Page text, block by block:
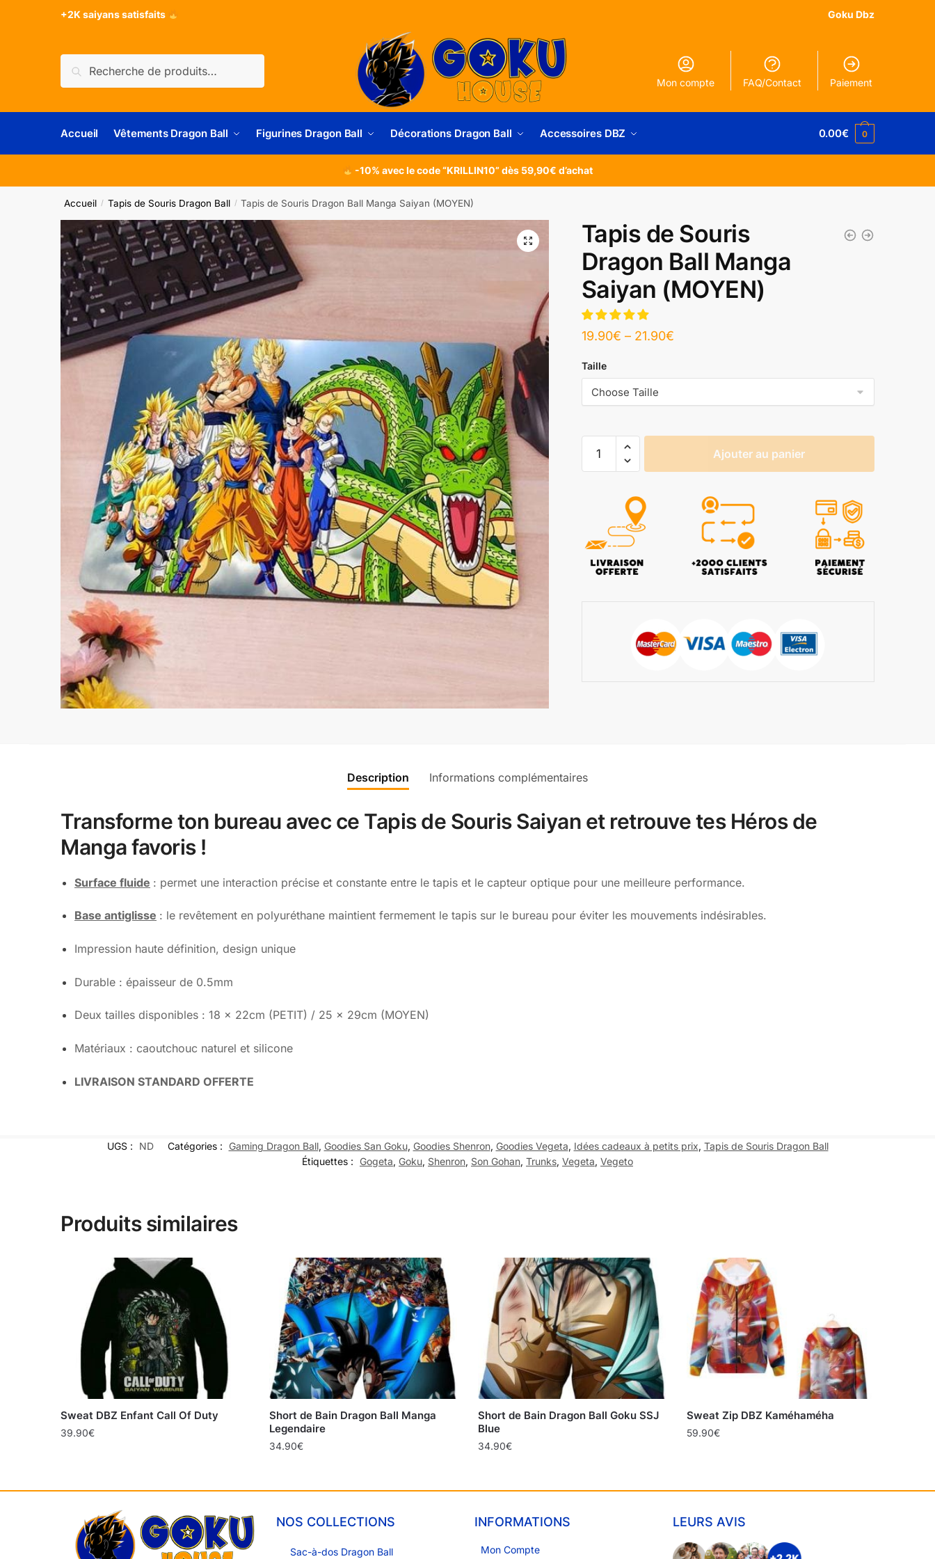
+2K saiyans satisfaits Goku Dbz
Recherche
Mon compte FAQ/Contact Paiement
Accueil Vêtements Dragon Ball Figurines Dragon Ball Décorations Dragon Ball Accessoires DBZ 0.00€ 0
-10% avec le code “KRILLIN10” dès 59,90€ d’achat
Accueil / Tapis de Souris Dragon Ball / Tapis de Souris Dragon Ball Manga Saiyan (MOYEN)
Tapis de Souris
Dragon Ball Manga
Saiyan (MOYEN)
19.90€ – 21.90€
Taille
Ajouter au panier
Description Informations complémentaires
Transforme ton bureau avec ce Tapis de Souris Saiyan et retrouve tes Héros de
Manga favoris !
Surface fluide : permet une interaction précise et constante entre le tapis et le capteur optique pour une meilleure performance.
Base antiglisse : le revêtement en polyuréthane maintient fermement le tapis sur le bureau pour éviter les mouvements indésirables.
Impression haute définition, design unique
Durable : épaisseur de 0.5mm
Deux tailles disponibles : 18 x 22cm (PETIT) / 25 x 29cm (MOYEN)
Matériaux : caoutchouc naturel et silicone
LIVRAISON STANDARD OFFERTE
UGS : ND Catégories : Gaming Dragon Ball, Goodies San Goku, Goodies Shenron, Goodies Vegeta, Idées cadeaux à petits prix, Tapis de Souris Dragon Ball
Étiquettes :
Gogeta, Goku, Shenron, Son Gohan, Trunks, Vegeta, Vegeto
Produits similaires
Sweat DBZ Enfant Call Of Duty
39.90€
Short de Bain Dragon Ball Manga
Legendaire
34.90€
Short de Bain Dragon Ball Goku SSJ
Blue
34.90€
Sweat Zip DBZ Kaméhaméha
59.90€
NOS COLLECTIONS
Sac-à-dos Dragon Ball
INFORMATIONS
Mon Compte
LEURS AVIS